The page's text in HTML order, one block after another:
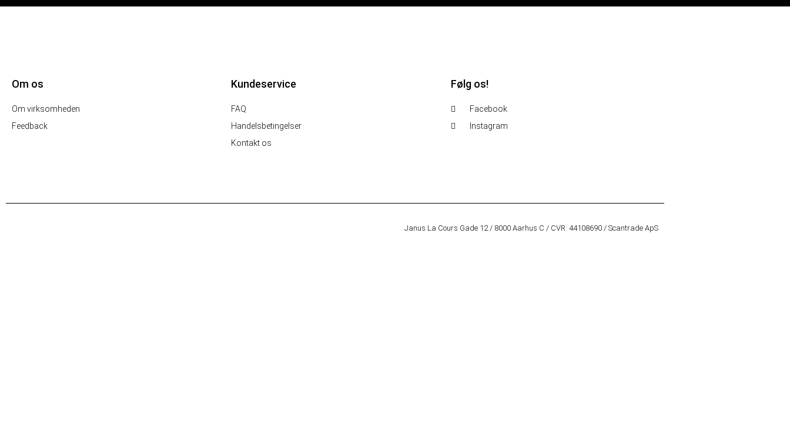
Om os
Om virksomheden
Feedback
Kundeservice
FAQ
Handelsbetingelser
Kontakt os
Følg os!
Facebook
Instagram
Janus La Cours Gade 12 / 8000 Aarhus C / CVR: 44108690 / Scantrade ApS